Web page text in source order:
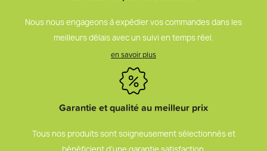
Nous nous engageons à expédier vos commandes dans les
meilleurs délais avec un suivi en temps réel.
en savoir plus
Garantie et qualité au meilleur prix
Tous nos produits sont soigneusement sélectionnés et